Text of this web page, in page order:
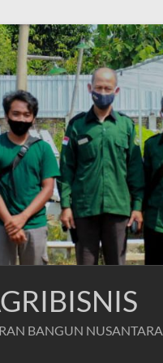
BANGUN NUSANTARA